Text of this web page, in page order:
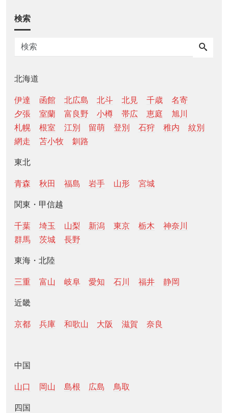
検索
北海道
伊達 函館 北広島 北斗 北見 千歳
名寄
夕張
室蘭 富良野 小樽 帯広 恵庭
旭川
札幌
根室 江別 留萌 登別 石狩 稚内
紋別
網走
苫小牧 釧路
東北
青森 秋田 福島 岩手 山形 宮城
関東・甲信越
千葉 埼玉 山梨 新潟 東京 栃木
神奈川
群馬
茨城 長野
東海・北陸
三重 富山 岐阜 愛知 石川 福井 静岡
近畿
京都 兵庫 和歌山 大阪 滋賀 奈良
中国
山口 岡山 島根 広島 鳥取
四国